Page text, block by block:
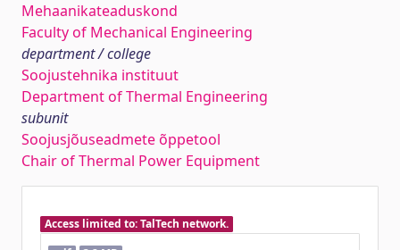
Mehaanikateaduskond
Faculty of Mechanical Engineering
department / college
Soojustehnika instituut
Department of Thermal Engineering
subunit
Soojusjõuseadmete õppetool
Chair of Thermal Power Equipment
Access limited to: TalTech network.